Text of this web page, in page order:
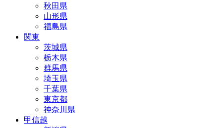
秋田県
山形県
福島県
関東
茨城県
栃木県
群馬県
埼玉県
千葉県
東京都
神奈川県
甲信越